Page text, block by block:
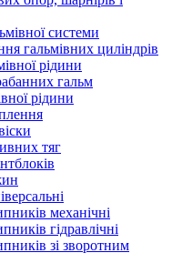
системи
гальмівних циліндрів
рідини
гальм
рідини
тяг
механічні
гідравлічні
зі зворотним